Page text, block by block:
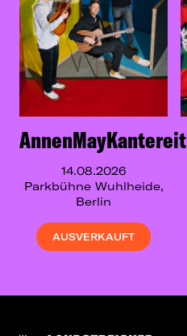
AnnenMayKantereit
14.08.2026
Parkbühne Wuhlheide,
Berlin
AUSVERKAUFT